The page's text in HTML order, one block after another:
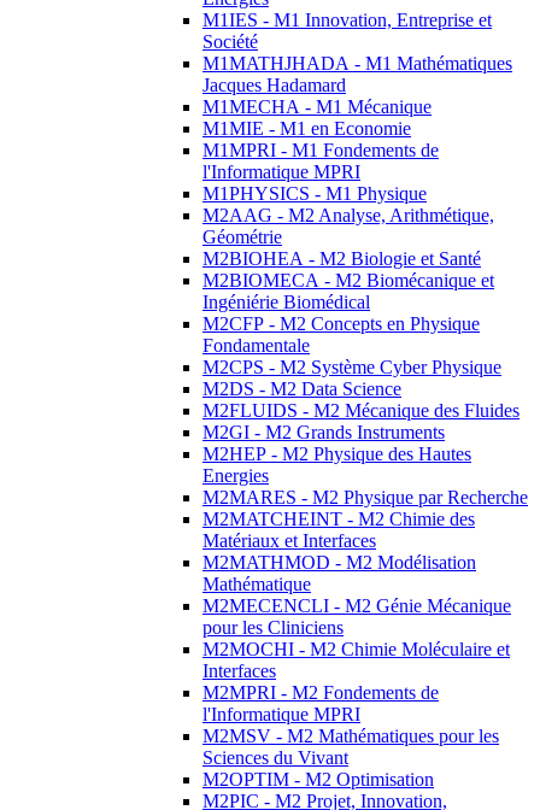
M1IES - M1 Innovation, Entreprise et
Société
M1MATHJHADA - M1 Mathématiques
Jacques Hadamard
M1MECHA - M1 Mécanique
M1MIE - M1 en Economie
M1MPRI - M1 Fondements de
l'Informatique MPRI
M1PHYSICS - M1 Physique
M2AAG - M2 Analyse, Arithmétique,
Géométrie
M2BIOHEA - M2 Biologie et Santé
M2BIOMECA - M2 Biomécanique et
Ingéniérie Biomédical
M2CFP - M2 Concepts en Physique
Fondamentale
M2CPS - M2 Système Cyber Physique
M2DS - M2 Data Science
M2FLUIDS - M2 Mécanique des Fluides
M2GI - M2 Grands Instruments
M2HEP - M2 Physique des Hautes
Energies
M2MARES - M2 Physique par Recherche
M2MATCHEINT - M2 Chimie des
Matériaux et Interfaces
M2MATHMOD - M2 Modélisation
Mathématique
M2MECENCLI - M2 Génie Mécanique
pour les Cliniciens
M2MOCHI - M2 Chimie Moléculaire et
Interfaces
M2MPRI - M2 Fondements de
l'Informatique MPRI
M2MSV - M2 Mathématiques pour les
Sciences du Vivant
M2OPTIM - M2 Optimisation
M2PIC - M2 Projet, Innovation,